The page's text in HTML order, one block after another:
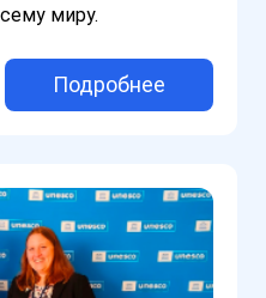
миру.
Подробнее